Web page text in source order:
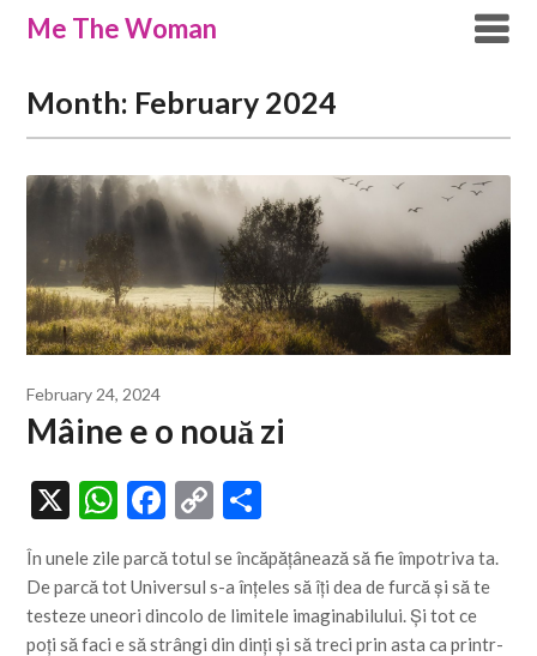
SkipMe The Woman
Month: February 2024
February 24, 2024
Mâine e o nouă zi
X WhatsApp
Facebook
Copy
În unele zile parcă totul se încăpățânează să fie împotriva ta.
De parcă tot Universul s-a înțeles să îți dea de furcă și să te
testeze uneori dincolo de limitele imaginabilului. Și tot ce
poți să faci e să strângi din dinți și să treci prin asta ca printr-